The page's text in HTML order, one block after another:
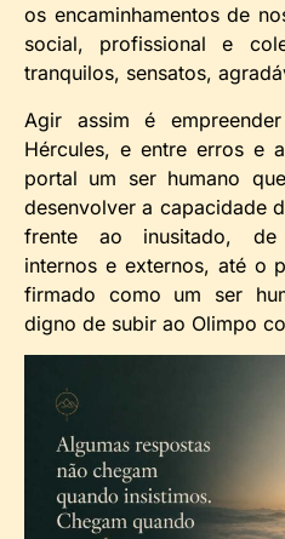
os encaminhamentos de
social, profissional e
tranquilos, sensatos,
Agir assim é
Hércules, e entre erros e
portal um ser humano
desenvolver a capacidade
frente ao inusitado, de
internos e externos, até o
firmado como um ser
digno de subir ao Olimpo